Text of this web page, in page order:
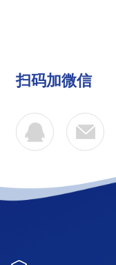
扫码加微信